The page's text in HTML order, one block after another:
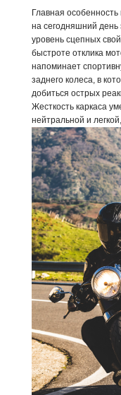
Главная
на сегодняшний день
уровень сцепных
быстроте отклика
напоминает
заднего колеса, в
добиться острых
Жесткость каркаса
нейтральной и